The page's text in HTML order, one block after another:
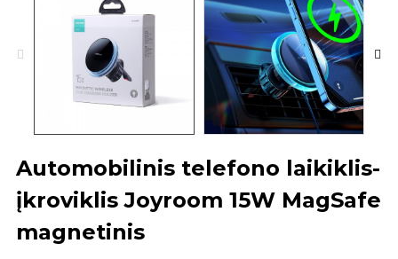
Automobilinis telefono laikiklis-
įkroviklis Joyroom 15W MagSafe
magnetinis